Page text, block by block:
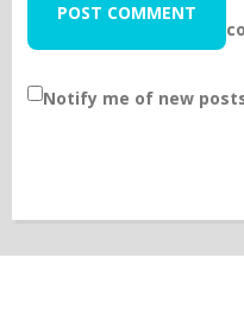
Notify me of new